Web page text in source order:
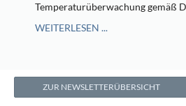
Temperaturüberwachung gemäß
WEITERLESEN ...
ZUR NEWSLETTERÜBERSICHT